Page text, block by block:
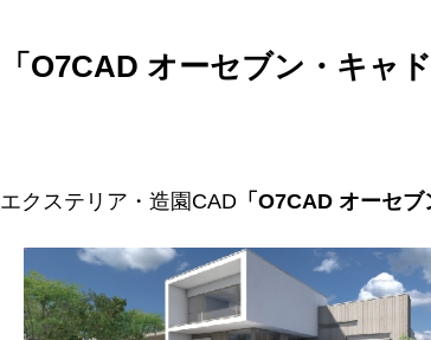
パース作品集
お客様インタビュー
推奨システム環境
「O7CAD オーセブン・キャ
エクステリア・造園CAD 「O7CAD オーセブ